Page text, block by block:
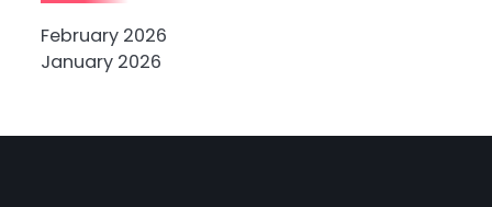
February 2026
January 2026